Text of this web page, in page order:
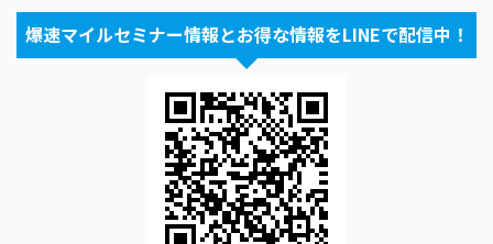
爆速マイルセミナー情報とお得な情報をLINEで配信中！